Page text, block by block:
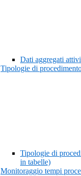
Dati aggregati
Tipologie di
Tipologie di
in tabelle)
Monitoraggio tempi